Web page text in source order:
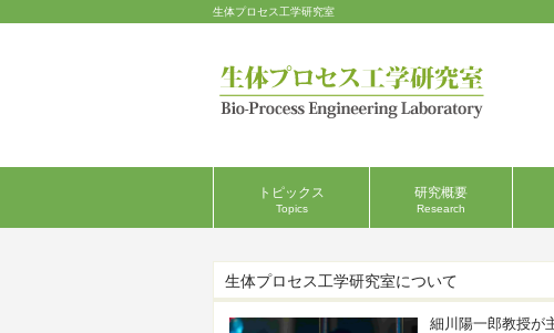
生体プロセス工学研究室
トピックス
Topics
研究概要
Research
生体プロセス工学研究室について
細川陽一郎教授が